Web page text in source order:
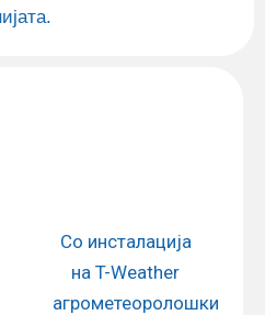
Со инсталација
на T-Weather
агрометеоролошки